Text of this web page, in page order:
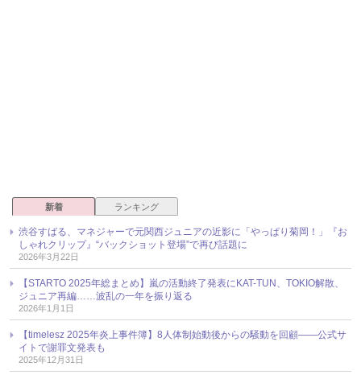
新着 ランキング
渋谷すばる、マネジャーで元関西ジュニアの近影に「やっぱり菊岡！」『お
しゃれクリップ』“バックショット登場”で再び話題に
2026年3月22日
【STARTO 2025年総まとめ】嵐の活動終了発表にKAT-TUN、TOKIO解散、
ジュニア再編……波乱の一年を振り返る
2026年1月1日
【timelesz 2025年炎上事件簿】8人体制始動後からの騒動を回顧――公式サ
イトで謝罪文発表も
2025年12月31日